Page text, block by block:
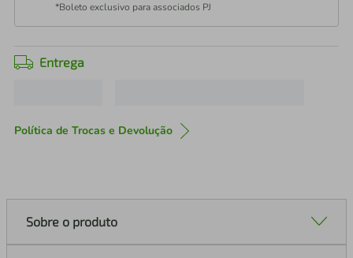
*Boleto exclusivo para associados PJ
Entrega
Política de Trocas e Devolução
Sobre o produto